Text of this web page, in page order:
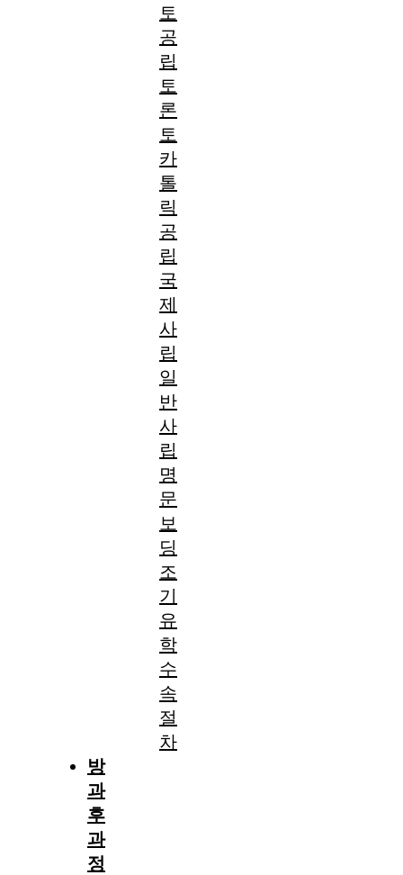
토
공
립
토
론
토
카
톨
릭
공
립
국
제
사
립
일
반
사
립
명
문
보
딩
조
기
유
학
수
속
절
차
방
과
후
과
정